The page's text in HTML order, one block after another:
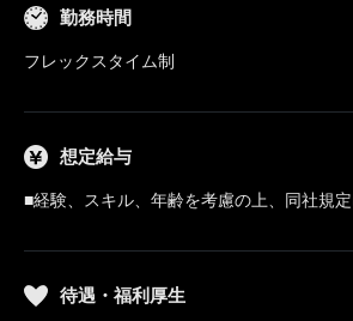
勤務時間
フレックスタイム制
想定給与
■経験、スキル、年齢を考慮の上、同社規
待遇・福利厚生